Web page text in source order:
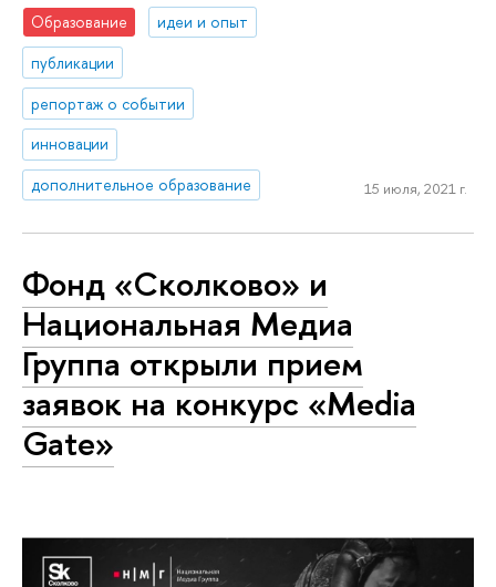
Образование
идеи и опыт
публикации
репортаж о событии
инновации
дополнительное образование
15 июля, 2021 г.
Фонд «Сколково» и
Национальная Медиа
Группа открыли прием
заявок на конкурс «Media
Gate»